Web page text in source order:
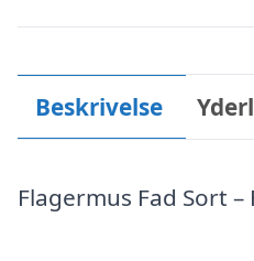
Beskrivelse
Flagermus Fad Sort